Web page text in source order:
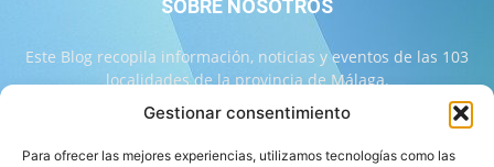
Gestionar consentimiento
Para ofrecer las mejores experiencias, utilizamos tecnologías como las
SOBRE NOSOTROS
Este Blog recopila información, noticias y eventos de las 103
localidades de la provincia de Málaga.
Contáctanos: info@103malaga.com